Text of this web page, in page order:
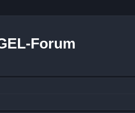
Forum